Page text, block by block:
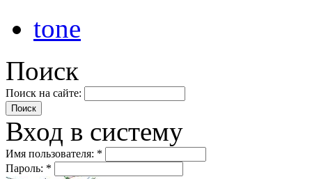
tone
Поиск
Поиск на сайте:
Вход в систему
Имя пользователя: *
Пароль: *